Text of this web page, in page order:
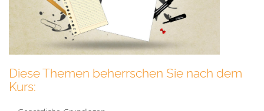
Diese Themen beherrschen Sie nach dem
Kurs: